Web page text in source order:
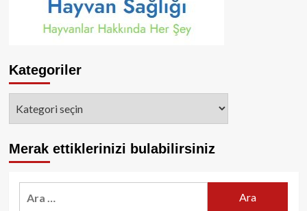
Kategoriler
Merak ettiklerinizi bulabilirsiniz